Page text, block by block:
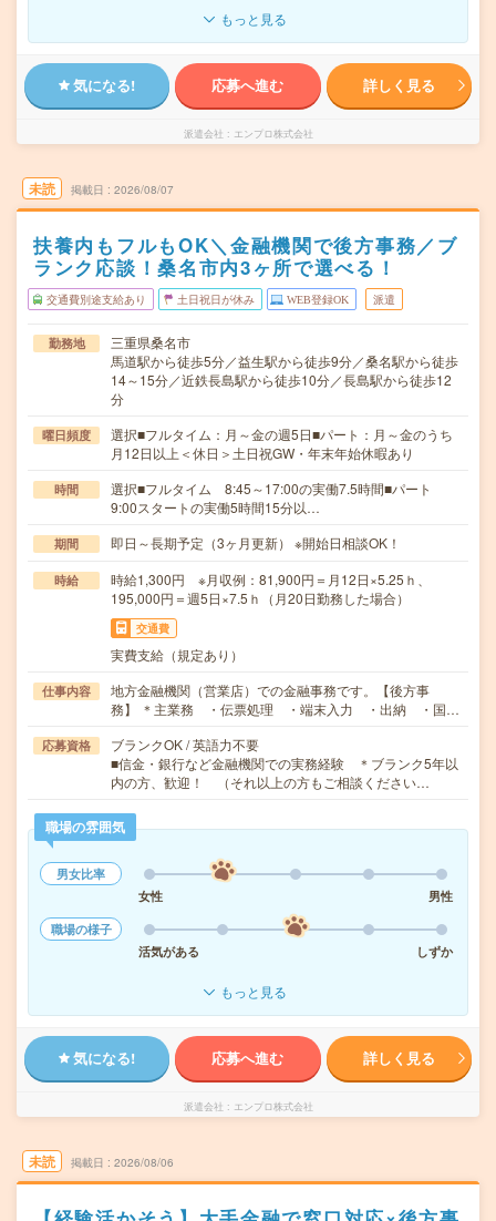
もっと見る
気になる! 応募へ進む 詳しく見る
派遣会社 エンプロ株式会社
未読 掲載日 2026/08/07
扶養内もフルもOK＼金融機関で後方事務／ブ
ランク応談！桑名市内3ヶ所で選べる！
交通費別途支給あり 土日祝日が休み WEB登録OK 派遣
勤務地
三重県桑名市
馬道駅から徒歩5分／益生駅から徒歩9分／桑名駅から徒歩
14～15分／近鉄長島駅から徒歩10分／長島駅から徒歩12
分
曜日頻度
選択■フルタイム：月～金の週5日■パート：月～金のうち
月12日以上＜休日＞土日祝GW・年末年始休暇あり
時間
選択■フルタイム 8:45～17:00の実働7.5時間■パート
9:00スタートの実働5時間15分以…
期間 即日～長期予定（3ヶ月更新） ※開始日相談OK！
時給
時給1,300円 ※月収例：81,900円＝月12日×5.25ｈ、
195,000円＝週5日×7.5ｈ（月20日勤務した場合）
交通費
実費支給（規定あり）
仕事内容
地方金融機関（営業店）での金融事務です。【後方事
務】 ＊主業務 ・伝票処理 ・端末入力 ・出納 ・国…
応募資格
ブランクOK / 英語力不要
■信金・銀行など金融機関での実務経験 ＊ブランク5年以
内の方、歓迎！ （それ以上の方もご相談ください…
職場の雰囲気
男女比率
女性
男性
職場の様子
活気がある
しずか
もっと見る
気になる! 応募へ進む 詳しく見る
派遣会社 エンプロ株式会社
未読 掲載日 2026/08/06